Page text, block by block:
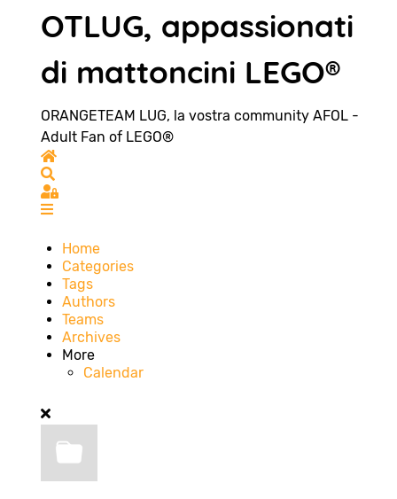
OTLUG, appassionati
di mattoncini LEGO®
ORANGETEAM LUG, la vostra community AFOL -
Adult Fan of LEGO®
Home
Sign In
Home
Categories
Tags
Authors
Teams
Archives
More
Calendar